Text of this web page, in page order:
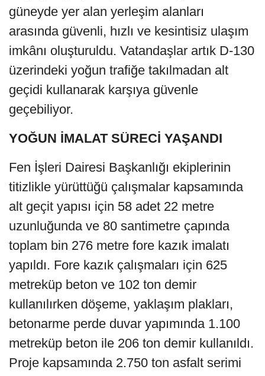
güneyde yer alan yerleşim alanları
arasında güvenli, hızlı ve kesintisiz ulaşım
imkânı oluşturuldu. Vatandaşlar artık D-130
üzerindeki yoğun trafiğe takılmadan alt
geçidi kullanarak karşıya güvenle
geçebiliyor.
YOĞUN İMALAT SÜRECİ YAŞANDI
Fen İşleri Dairesi Başkanlığı ekiplerinin
titizlikle yürüttüğü çalışmalar kapsamında
alt geçit yapısı için 58 adet 22 metre
uzunluğunda ve 80 santimetre çapında
toplam bin 276 metre fore kazık imalatı
yapıldı. Fore kazık çalışmaları için 625
metreküp beton ve 102 ton demir
kullanılırken döşeme, yaklaşım plakları,
betonarme perde duvar yapımında 1.100
metreküp beton ile 206 ton demir kullanıldı.
Proje kapsamında 2.750 ton asfalt serimi